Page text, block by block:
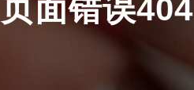
页面错误404